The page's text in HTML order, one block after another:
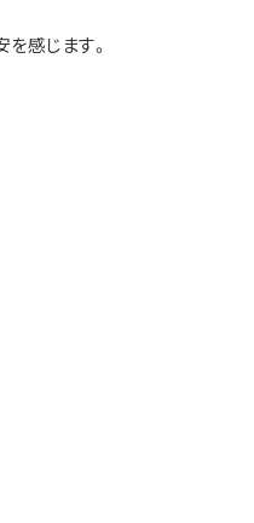
感じます。